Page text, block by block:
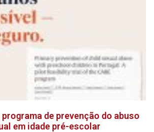
de prevenção do abuso
em idade pré-escolar